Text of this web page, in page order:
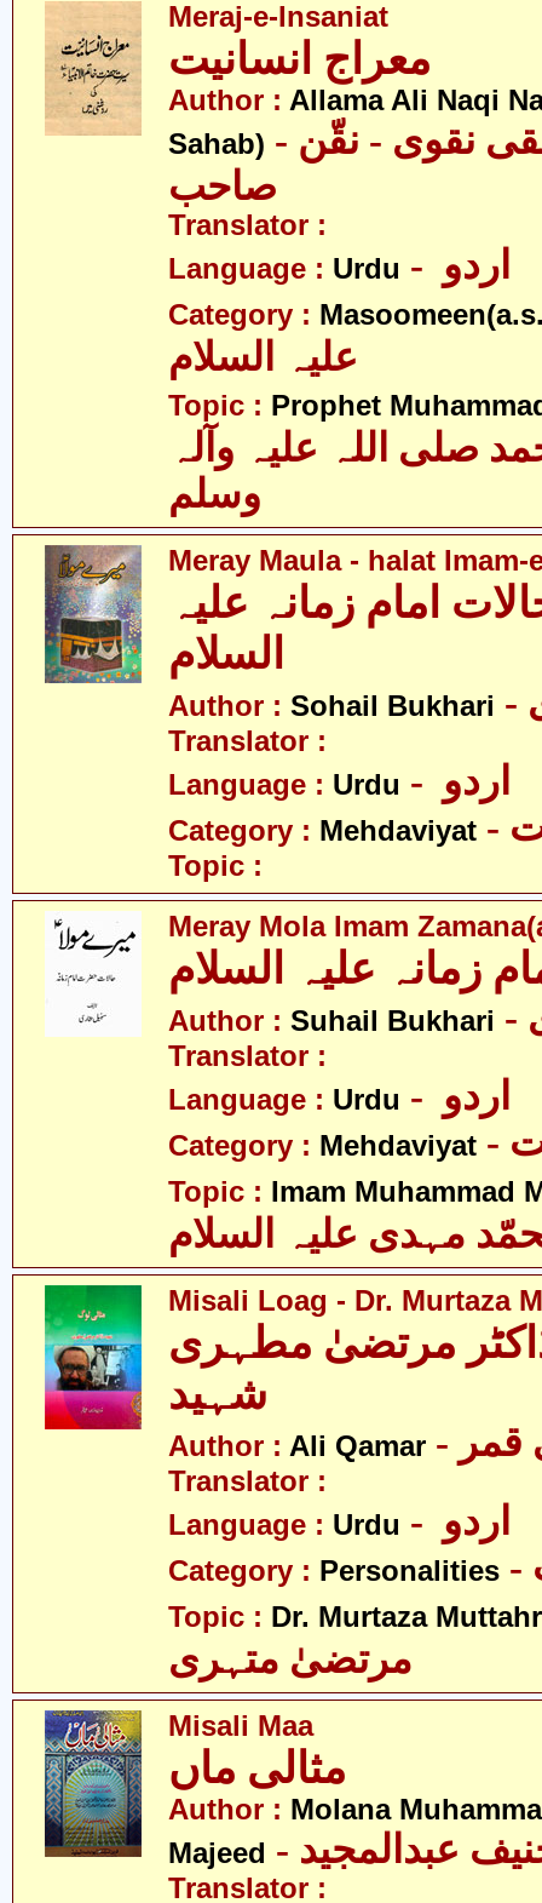
Meraj-e-Insaniat
Author : Allama Ali Naqi
Sahab) - علامہ علی نقی نقوی - نقّن
صاحب
Translator :
Language : Urdu
Category :
Topic : Prophet
صلی اللہ علیہ وآلہ
وسلم
Meray Maula - halat Imam-
امام زمانہ علیہ
السلام
Author : Sohail Bukhari
Translator :
Language : Urdu
Category : Mehdaviyat
Topic :
Meray Mola Imam
زمانہ علیہ السلام
Author : Suhail Bukhari
Translator :
Language : Urdu
Category : Mehdaviyat
Topic : Imam Muhammad
مہدی علیہ السلام
Misali Loag - Dr. Murtaza
مرتضیٰ مطہری
شہید
Author : Ali Qamar
Translator :
Language : Urdu
Category : Personalities
Topic : Dr. Murtaza
مرتضیٰ متہری
Misali Maa
مثالی ماں
Author : Molana
Majeed
عبدالمجید
Translator :